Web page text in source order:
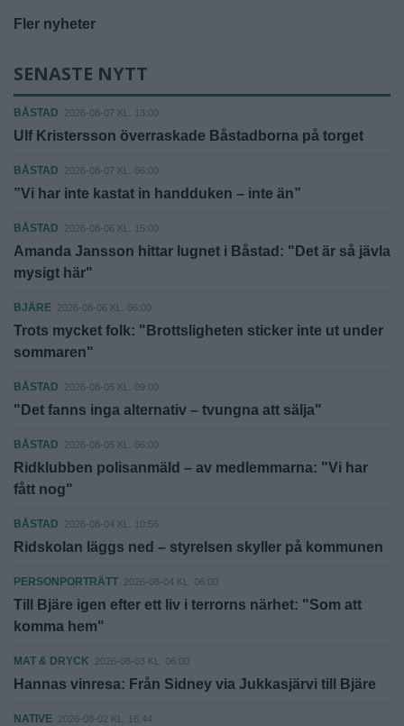
Fler nyheter
SENASTE NYTT
BÅSTAD 2026-08-07 KL. 13:00
Ulf Kristersson överraskade Båstadborna på torget
BÅSTAD 2026-08-07 KL. 06:00
”Vi har inte kastat in handduken – inte än”
BÅSTAD 2026-08-06 KL. 15:00
Amanda Jansson hittar lugnet i Båstad: "Det är så jävla
mysigt här"
BJÄRE 2026-08-06 KL. 06:00
Trots mycket folk: "Brottsligheten sticker inte ut under
sommaren"
BÅSTAD 2026-08-05 KL. 09:00
"Det fanns inga alternativ – tvungna att sälja"
BÅSTAD 2026-08-05 KL. 06:00
Ridklubben polisanmäld – av medlemmarna: "Vi har
fått nog"
BÅSTAD 2026-08-04 KL. 10:56
Ridskolan läggs ned – styrelsen skyller på kommunen
PERSONPORTRÄTT 2026-08-04 KL. 06:00
Till Bjäre igen efter ett liv i terrorns närhet: "Som att
komma hem"
MAT & DRYCK 2026-08-03 KL. 06:00
Hannas vinresa: Från Sidney via Jukkasjärvi till Bjäre
NATIVE 2026-08-02 KL. 16:44